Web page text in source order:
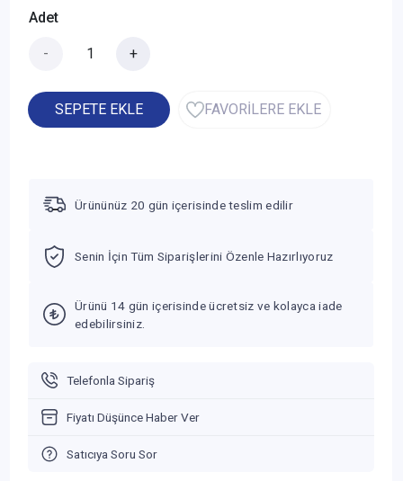
Adet
- +
SEPETE EKLE FAVORİLERE EKLE
Ürününüz 20 gün içerisinde teslim edilir
Senin İçin Tüm Siparişlerini Özenle Hazırlıyoruz
Ürünü 14 gün içerisinde ücretsiz ve kolayca iade
edebilirsiniz.
Telefonla Sipariş
Fiyatı Düşünce Haber Ver
Satıcıya Soru Sor